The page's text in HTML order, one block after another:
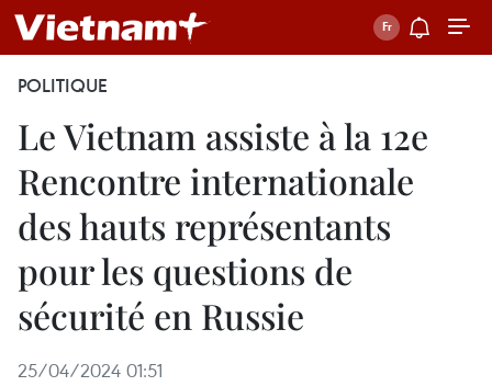
POLITIQUE
Le Vietnam assiste à la 12e
Rencontre internationale
des hauts représentants
pour les questions de
sécurité en Russie
25/04/2024 01:51